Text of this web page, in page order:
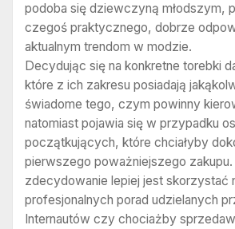
podoba się dziewczyną młodszym,
czegoś praktycznego, dobrze
aktualnym trendom w modzie.
Decydując się na konkretne torebki
które z ich zakresu posiadają
świadome tego, czym powinny
natomiast pojawia się w przypadku
początkujących, które chciałyby
pierwszego poważniejszego zakupu.
zdecydowanie lepiej jest skorzystać
profesjonalnych porad udzielanych
Internautów czy chociażby